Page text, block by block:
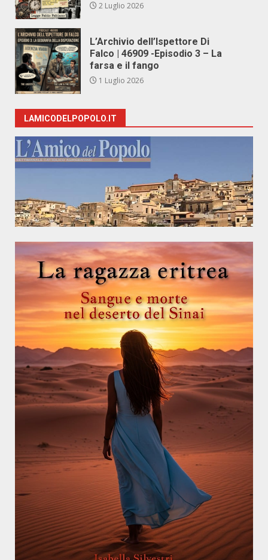
2 Luglio 2026
L’Archivio dell’Ispettore Di
Falco | 46909 -Episodio 3 – La
farsa e il fango
1 Luglio 2026
LAMICODELPOPOLO.IT